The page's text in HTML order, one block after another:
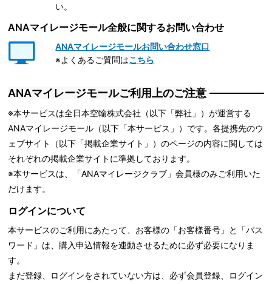
い。
ANAマイレージモール全般に関するお問い合わせ
ANAマイレージモールお問い合わせ窓口
※よくあるご質問はこちら
ANAマイレージモールご利用上のご注意
※本サービスは全日本空輸株式会社（以下「弊社」）が運営する
ANAマイレージモール（以下「本サービス」）です。各提携先のウ
ェブサイト（以下「掲載企業サイト」）のページの内容に関しては
それぞれの掲載企業サイトに準拠しております。
※本サービスは、「ANAマイレージクラブ」会員様のみご利用いた
だけます。
ログインについて
本サービスのご利用にあたって、お客様の「お客様番号」と「パス
ワード」は、購入申込情報を連動させるために必ず必要になりま
す。
まだ登録、ログインをされていない方は、必ず会員登録、ログイン